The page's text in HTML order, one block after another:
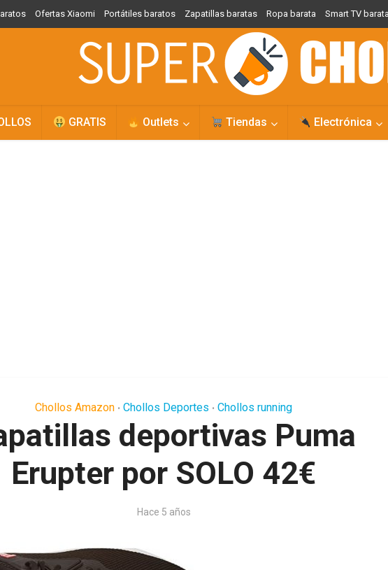
Ofertas Xiaomi Portátiles baratos Zapatillas baratas Ropa barata Smart TV
GRATIS Outlets Tiendas Electrónica
Chollos Amazon • Chollos Deportes • Chollos running
deportivas Puma
Erupter por SOLO 42€
Hace 5 años